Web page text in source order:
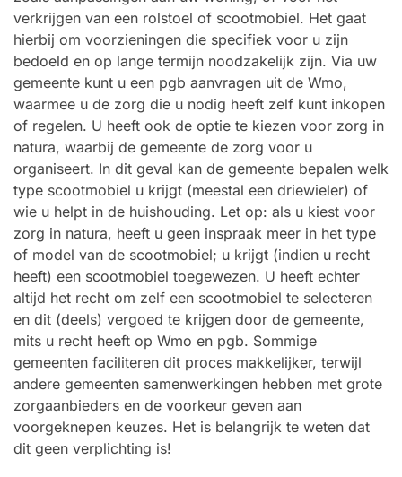
verkrijgen van een rolstoel of scootmobiel. Het gaat
hierbij om voorzieningen die specifiek voor u zijn
bedoeld en op lange termijn noodzakelijk zijn. Via uw
gemeente kunt u een pgb aanvragen uit de Wmo,
waarmee u de zorg die u nodig heeft zelf kunt inkopen
of regelen. U heeft ook de optie te kiezen voor zorg in
natura, waarbij de gemeente de zorg voor u
organiseert. In dit geval kan de gemeente bepalen welk
type scootmobiel u krijgt (meestal een driewieler) of
wie u helpt in de huishouding. Let op: als u kiest voor
zorg in natura, heeft u geen inspraak meer in het type
of model van de scootmobiel; u krijgt (indien u recht
heeft) een scootmobiel toegewezen. U heeft echter
altijd het recht om zelf een scootmobiel te selecteren
en dit (deels) vergoed te krijgen door de gemeente,
mits u recht heeft op Wmo en pgb. Sommige
gemeenten faciliteren dit proces makkelijker, terwijl
andere gemeenten samenwerkingen hebben met grote
zorgaanbieders en de voorkeur geven aan
voorgeknepen keuzes. Het is belangrijk te weten dat
dit geen verplichting is!